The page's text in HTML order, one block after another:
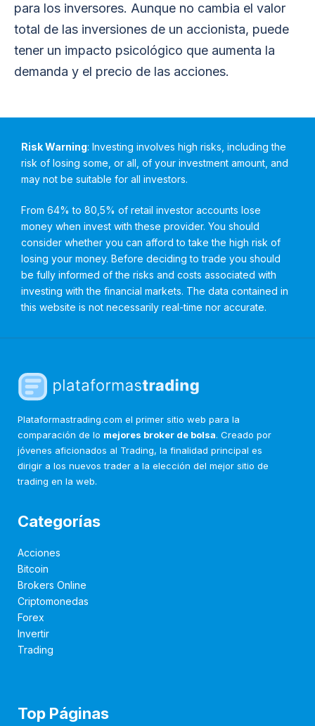
para los inversores. Aunque no cambia el valor
total de las inversiones de un accionista, puede
tener un impacto psicológico que aumenta la
demanda y el precio de las acciones.
Risk Warning: Investing involves high risks, including the
risk of losing some, or all, of your investment amount, and
may not be suitable for all investors.
From 64% to 80,5% of retail investor accounts lose
money when invest with these provider. You should
consider whether you can afford to take the high risk of
losing your money. Before deciding to trade you should
be fully informed of the risks and costs associated with
investing with the financial markets. The data contained in
this website is not necessarily real-time nor accurate.
Plataformastrading.com el primer sitio web para la
comparación de lo mejores broker de bolsa. Creado por
jóvenes aficionados al Trading, la finalidad principal es
dirigir a los nuevos trader a la elección del mejor sitio de
trading en la web.
Categorías
Acciones
Bitcoin
Brokers Online
Criptomonedas
Forex
Invertir
Trading
Top Páginas